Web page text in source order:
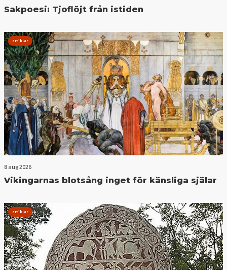
Sakpoesi: Tjoflöjt från istiden
artiklar
8 aug 2026
Vikingarnas blotsång inget för känsliga själar
artiklar